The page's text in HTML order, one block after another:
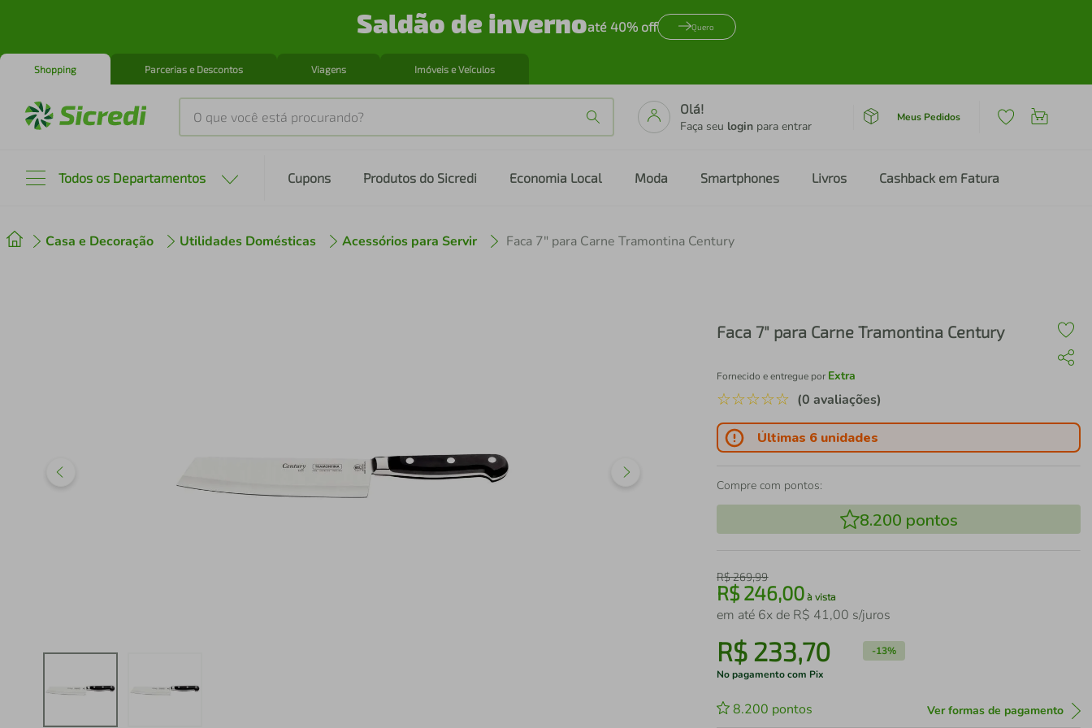
Saldão de invernoaté 40% off Quero
Shopping Parcerias e Descontos Viagens Imóveis e Veículos
O que você está procurando?
Olá!
Faça seu login para entrar
Meus Pedidos
Todos os Departamentos Cupons Produtos do Sicredi Economia Local Moda Smartphones Livros Cashback em Fatura
Casa e Decoração Utilidades Domésticas Acessórios para Servir Faca 7" para Carne Tramontina Century
Faca 7" para Carne Tramontina Century
Fornecido e entregue por Extra
☆☆☆☆☆ (0 avaliações)
Últimas 6 unidades
Compre com pontos:
8.200 pontos
R$269,99
R$246,00 à vista
em até 6x de R$ 41,00 s/juros
R$ 233,70 -13%
No pagamento com Pix
8.200 pontos Ver formas de pagamento
º cafeteira